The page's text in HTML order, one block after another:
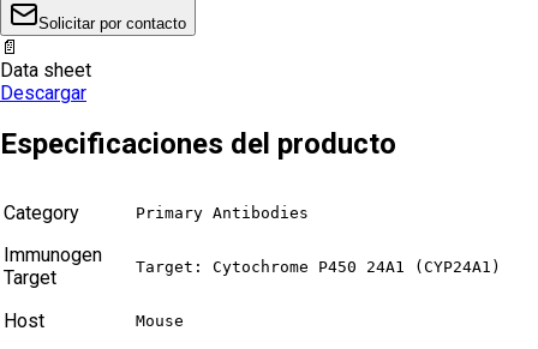
Solicitar por contacto
📄
Data sheet
Descargar
Especificaciones del producto
Category Primary Antibodies
Immunogen
Target
Target: Cytochrome P450 24A1 (CYP24A1)
Host Mouse